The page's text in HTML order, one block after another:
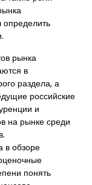
определить
рынка
в
раздела, а
российские
и
на рынке среди
в обзоре
понять